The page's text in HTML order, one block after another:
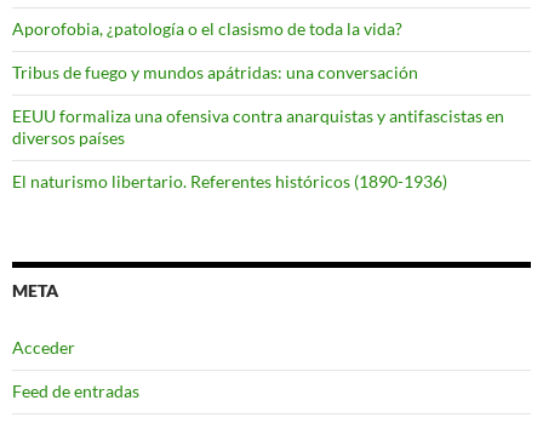
Aporofobia, ¿patología o el clasismo de toda la vida?
Tribus de fuego y mundos apátridas: una conversación
EEUU formaliza una ofensiva contra anarquistas y antifascistas en
diversos países
El naturismo libertario. Referentes históricos (1890-1936)
META
Acceder
Feed de entradas